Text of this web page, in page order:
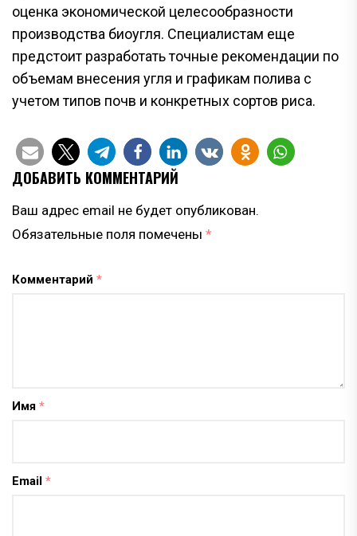
оценка экономической целесообразности
производства биоугля. Специалистам еще
предстоит разработать точные рекомендации по
объемам внесения угля и графикам полива с
учетом типов почв и конкретных сортов риса.
ДОБАВИТЬ КОММЕНТАРИЙ
Ваш адрес email не будет опубликован.
Обязательные поля помечены *
Комментарий *
Имя *
Email *